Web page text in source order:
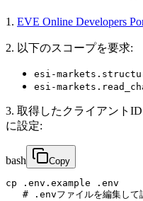
1. EVE Online Developers
2. 以下のスコープを要求:
esi-
esi-
3. 取得したクライアント
に設定:
bash Copy
cp .env.example .env
# .envファイルを編集して